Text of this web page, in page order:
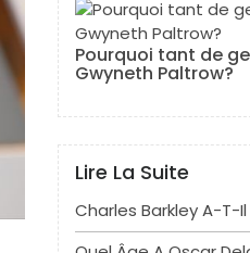
Pourquoi tant de
Gwyneth Paltrow?
Lire La Suite
Charles Barkley A-T-